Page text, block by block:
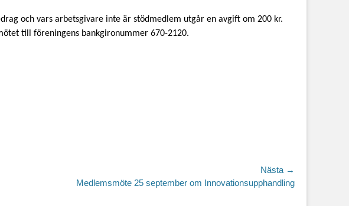
och vars arbetsgivare inte är stödmedlem utgår en avgift om 200 kr.
till föreningens bankgironummer 670-2120.
Nästa →
Medlemsmöte 25 september om Innovationsupphandling